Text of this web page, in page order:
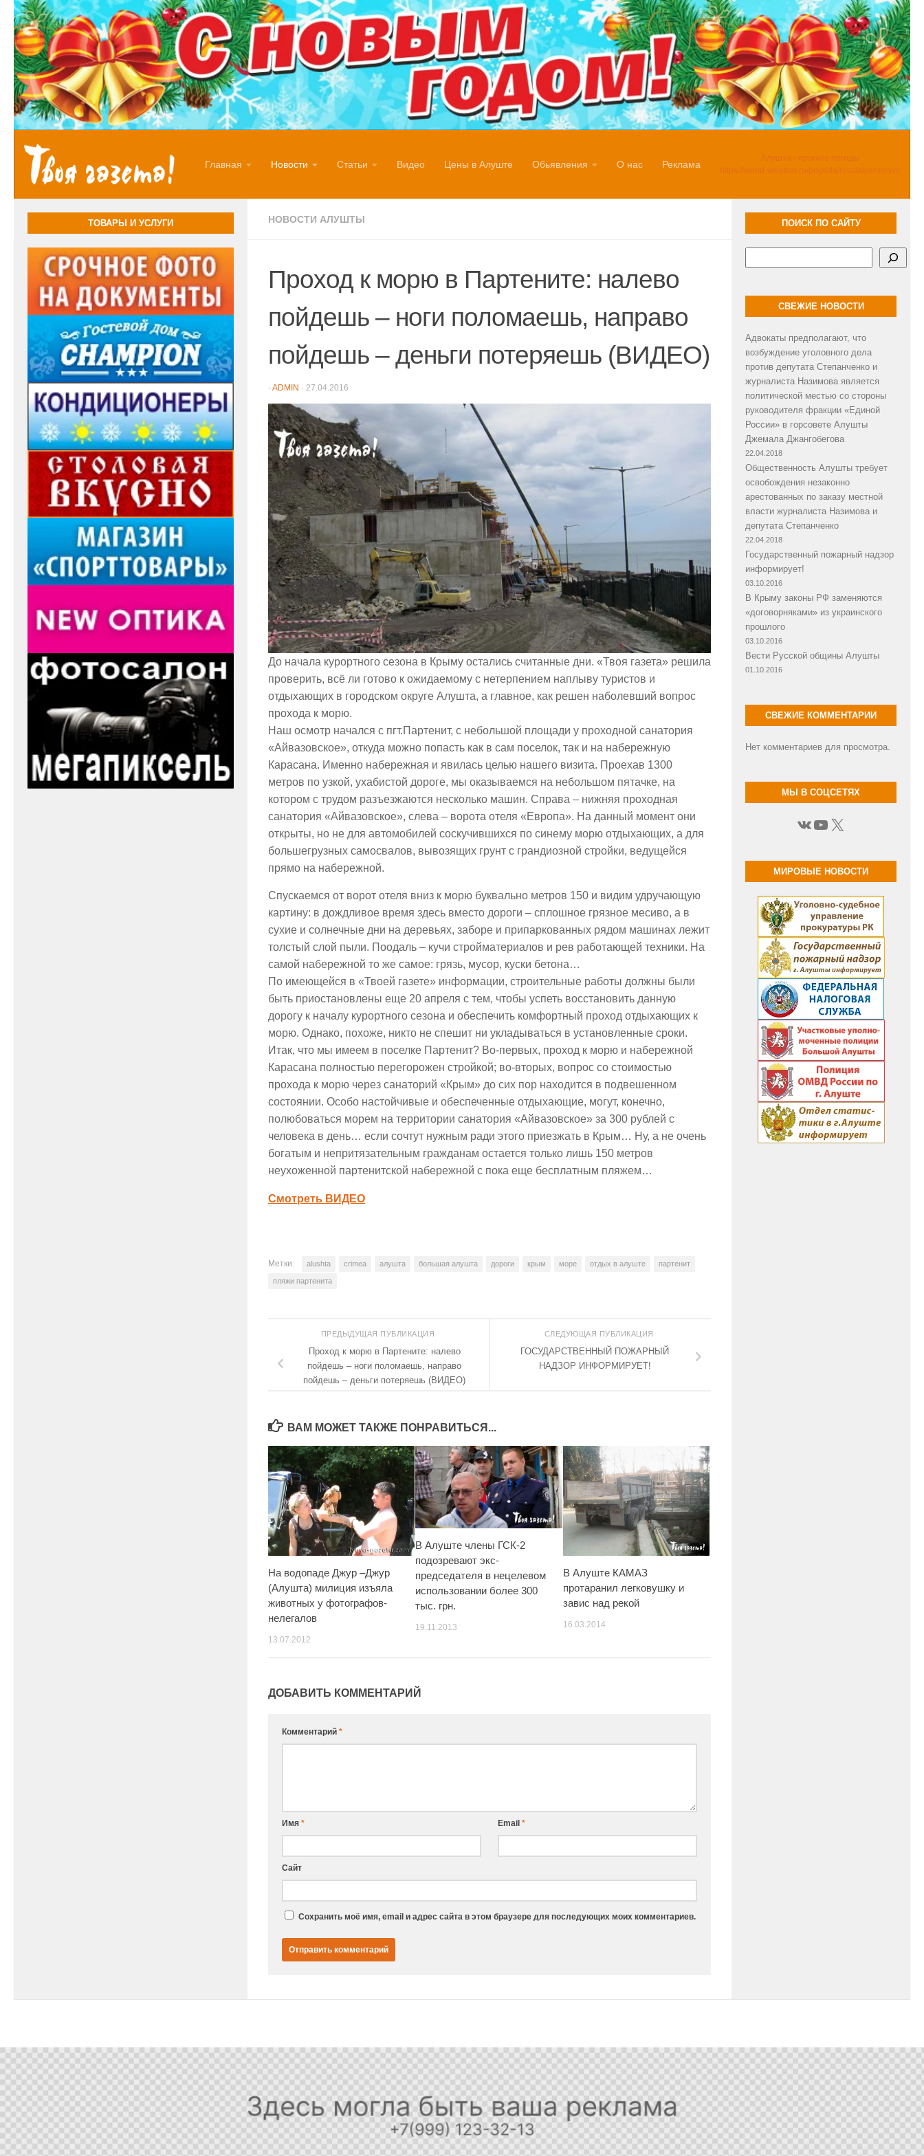
Перейти к содержимому
Главная Новости Статьи Видео Цены в Алуште Обьявления О нас Реклама
Алушта - прогноз погоды
https://world-weather.ru/pogoda/russia/yaroslavl/
НОВОСТИ АЛУШТЫ
Проход к морю в Партените: налево
пойдешь – ноги поломаешь, направо
пойдешь – деньги потеряешь (ВИДЕО)
-ADMIN · 27.04.2016
До начала курортного сезона в Крыму остались считанные дни. «Твоя газета» решила
проверить, всё ли готово к ожидаемому с нетерпением наплыву туристов и
отдыхающих в городском округе Алушта, а главное, как решен наболевший вопрос
прохода к морю.
Наш осмотр начался с пгт.Партенит, с небольшой площади у проходной санатория
«Айвазовское», откуда можно попасть как в сам поселок, так и на набережную
Карасана. Именно набережная и явилась целью нашего визита. Проехав 1300
метров по узкой, ухабистой дороге, мы оказываемся на небольшом пятачке, на
котором с трудом разъезжаются несколько машин. Справа – нижняя проходная
санатория «Айвазовское», слева – ворота отеля «Европа». На данный момент они
открыты, но не для автомобилей соскучившихся по синему морю отдыхающих, а для
большегрузных самосвалов, вывозящих грунт с грандиозной стройки, ведущейся
прямо на набережной.
Спускаемся от ворот отеля вниз к морю буквально метров 150 и видим удручающую
картину: в дождливое время здесь вместо дороги – сплошное грязное месиво, а в
сухие и солнечные дни на деревьях, заборе и припаркованных рядом машинах лежит
толстый слой пыли. Поодаль – кучи стройматериалов и рев работающей техники. На
самой набережной то же самое: грязь, мусор, куски бетона…
По имеющейся в «Твоей газете» информации, строительные работы должны были
быть приостановлены еще 20 апреля с тем, чтобы успеть восстановить данную
дорогу к началу курортного сезона и обеспечить комфортный проход отдыхающих к
морю. Однако, похоже, никто не спешит ни укладываться в установленные сроки.
Итак, что мы имеем в поселке Партенит? Во-первых, проход к морю и набережной
Карасана полностью перегорожен стройкой; во-вторых, вопрос со стоимостью
прохода к морю через санаторий «Крым» до сих пор находится в подвешенном
состоянии. Особо настойчивые и обеспеченные отдыхающие, могут, конечно,
полюбоваться морем на территории санатория «Айвазовское» за 300 рублей с
человека в день… если сочтут нужным ради этого приезжать в Крым… Ну, а не очень
богатым и непритязательным гражданам остается только лишь 150 метров
неухоженной партенитской набережной с пока еще бесплатным пляжем…
Смотреть ВИДЕО
Метки: alushta crimea алушта большая алушта дороги крым море отдых в алуште партенит
пляжи партенита
СЛЕДУЮЩАЯ ПУБЛИКАЦИЯ
ГОСУДАРСТВЕННЫЙ ПОЖАРНЫЙ
НАДЗОР ИНФОРМИРУЕТ!
ПРЕДЫДУЩАЯ ПУБЛИКАЦИЯ
Проход к морю в Партените: налево
пойдешь – ноги поломаешь, направо
пойдешь – деньги потеряешь (ВИДЕО)
ВАМ МОЖЕТ ТАКЖЕ ПОНРАВИТЬСЯ...
На водопаде Джур –Джур
(Алушта) милиция изъяла
животных у фотографов-
нелегалов
13.07.2012
В Алуште члены ГСК-2
подозревают экс-
председателя в нецелевом
использовании более 300
тыс. грн.
19.11.2013
В Алуште КАМАЗ
протаранил легковушку и
завис над рекой
16.03.2014
ДОБАВИТЬ КОММЕНТАРИЙ
Комментарий *
Имя * Email*
Сайт
Сохранить моё имя, email и адрес сайта в этом браузере для последующих моих комментариев.
ТОВАРЫ И УСЛУГИ ПОИСК ПО САЙТУ
СВЕЖИЕ НОВОСТИ
Адвокаты предполагают, что
возбуждение уголовного дела
против депутата Степанченко и
журналиста Назимова является
политической местью со стороны
руководителя фракции «Единой
России» в горсовете Алушты
Джемала Джангобегова
22.04.2018
Общественность Алушты требует
освобождения незаконно
арестованных по заказу местной
власти журналиста Назимова и
депутата Степанченко
22.04.2018
Государственный пожарный надзор
информирует!
03.10.2016
В Крыму законы РФ заменяются
«договорняками» из украинского
прошлого
03.10.2016
Вести Русской общины Алушты
01.10.2016
СВЕЖИЕ КОММЕНТАРИИ
Нет комментариев для просмотра.
МЫ В СОЦСЕТЯХ
ВКонтакте
YouTube
X
МИРОВЫЕ НОВОСТИ